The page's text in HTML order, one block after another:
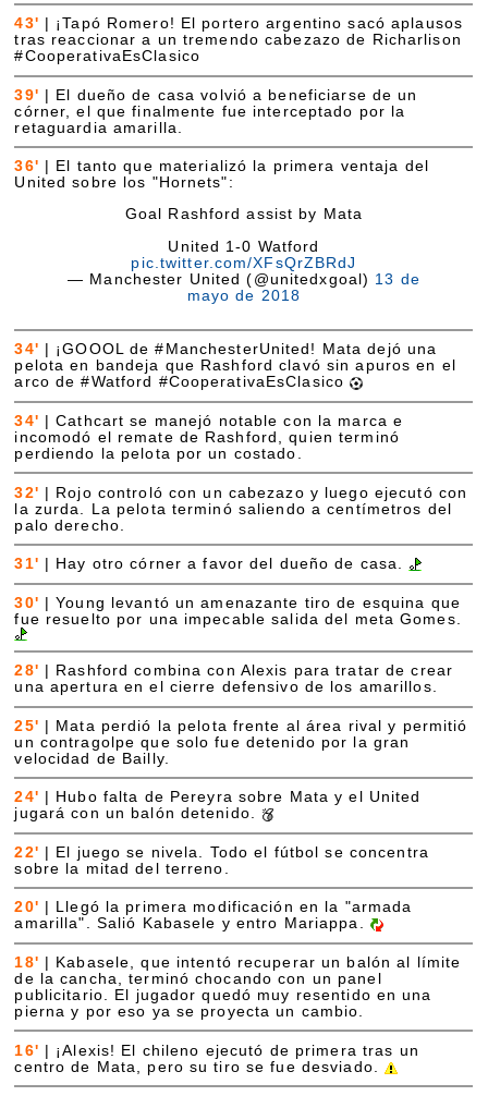
43'
¡Tapó Romero! El portero argentino sacó aplausos
tras reaccionar a un tremendo cabezazo de Richarlison
#CooperativaEsClasico
39'
El dueño de casa volvió a beneficiarse de un
córner, el que finalmente fue interceptado por la
retaguardia amarilla.
36'
El tanto que materializó la primera ventaja del
United sobre los "Hornets":
Goal Rashford assist by Mata
United 1-0 Watford
pic.twitter.com/XFsQrZBRdJ
— Manchester United (@unitedxgoal) 13 de
mayo de 2018
34'
¡GOOOL de #ManchesterUnited! Mata dejó una
pelota en bandeja que Rashford clavó sin apuros en el
arco de #Watford #CooperativaEsClasico
34' |Cathcart se manejó notable con la marca e
incomodó el remate de Rashford, quien terminó
perdiendo la pelota por un costado.
32' | Rojo controló con un cabezazo y luego ejecutó con
la zurda. La pelota terminó saliendo a centímetros del
palo derecho.
31' Hay otro córner a favor del dueño de casa.
30' |Young levantó un amenazante tiro de esquina que
fue resuelto por una impecable salida del meta Gomes.
28'
Rashford combina con Alexis para tratar de crear
una apertura en el cierre defensivo de los amarillos.
25'
Mata perdió la pelota frente al área rival y permitió
un contragolpe que solo fue detenido por la gran
velocidad de Bailly.
24'
Hubo falta de Pereyra sobre Mata y el United
jugará con un balón detenido.
22'
El juego se nivela. Todo el fútbol se concentra
sobre la mitad del terreno.
20'
Llegó la primera modificación en la "armada
amarilla". Salió Kabasele y entro Mariappa.
18'
Kabasele, que intentó recuperar un balón al límite
de la cancha, terminó chocando con un panel
publicitario. El jugador quedó muy resentido en una
pierna y por eso ya se proyecta un cambio.
16' | ¡Alexis! El chileno ejecutó de primera tras un
centro de Mata, pero su tiro se fue desviado.